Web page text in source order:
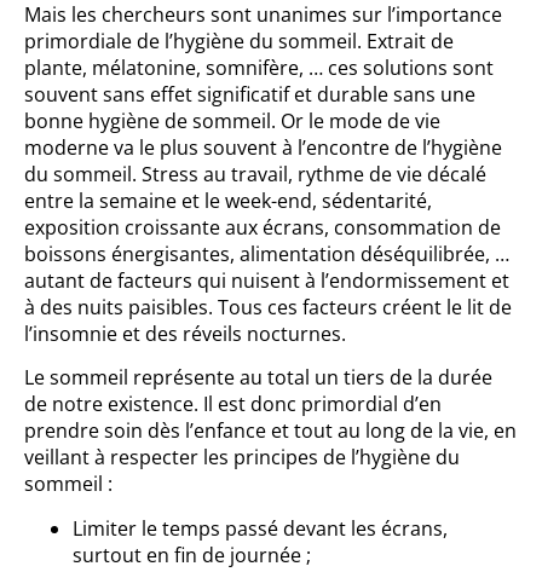
Mais les chercheurs sont unanimes sur l’importance
primordiale de l’hygiène du sommeil. Extrait de
plante, mélatonine, somnifère, … ces solutions sont
souvent sans effet significatif et durable sans une
bonne hygiène de sommeil. Or le mode de vie
moderne va le plus souvent à l’encontre de l’hygiène
du sommeil. Stress au travail, rythme de vie décalé
entre la semaine et le week-end, sédentarité,
exposition croissante aux écrans, consommation de
boissons énergisantes, alimentation déséquilibrée, …
autant de facteurs qui nuisent à l’endormissement et
à des nuits paisibles. Tous ces facteurs créent le lit de
l’insomnie et des réveils nocturnes.
Le sommeil représente au total un tiers de la durée
de notre existence. Il est donc primordial d’en
prendre soin dès l’enfance et tout au long de la vie, en
veillant à respecter les principes de l’hygiène du
sommeil :
Limiter le temps passé devant les écrans,
surtout en fin de journée ;